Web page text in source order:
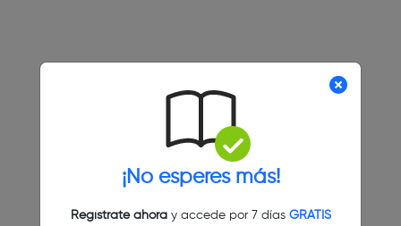
¡No esperes más!
Regístrate ahoray accede por 7 días GRATIS